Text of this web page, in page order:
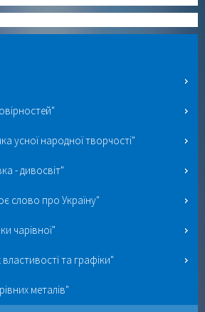
усної народної творчості"
- дивосвіт"
слово про Україну"
чарівної"
властивості та графіки"
металів"